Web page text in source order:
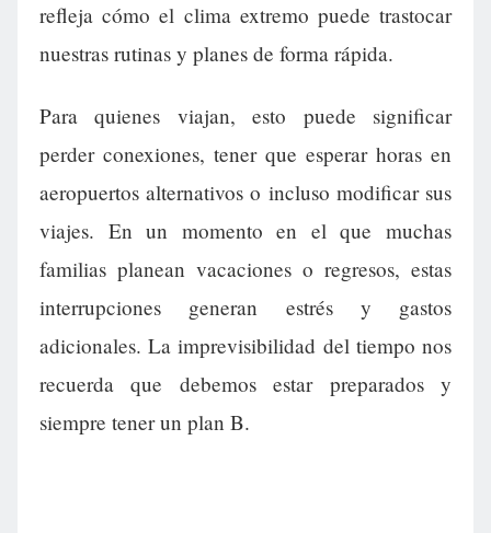
refleja cómo el clima extremo puede trastocar
nuestras rutinas y planes de forma rápida.
Para quienes viajan, esto puede significar
perder conexiones, tener que esperar horas en
aeropuertos alternativos o incluso modificar sus
viajes. En un momento en el que muchas
familias planean vacaciones o regresos, estas
interrupciones generan estrés y gastos
adicionales. La imprevisibilidad del tiempo nos
recuerda que debemos estar preparados y
siempre tener un plan B.